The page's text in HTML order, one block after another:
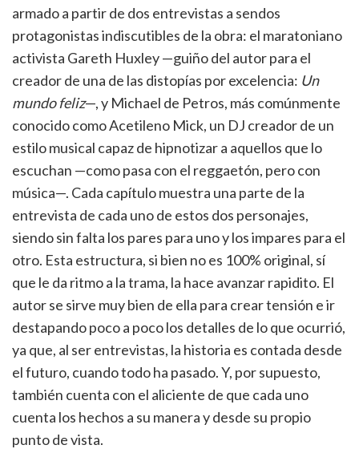
armado a partir de dos entrevistas a sendos
protagonistas indiscutibles de la obra: el maratoniano
activista Gareth Huxley —guiño del autor para el
creador de una de las distopías por excelencia: Un
mundo feliz—, y Michael de Petros, más comúnmente
conocido como Acetileno Mick, un DJ creador de un
estilo musical capaz de hipnotizar a aquellos que lo
escuchan —como pasa con el reggaetón, pero con
música—. Cada capítulo muestra una parte de la
entrevista de cada uno de estos dos personajes,
siendo sin falta los pares para uno y los impares para el
otro. Esta estructura, si bien no es 100% original, sí
que le da ritmo a la trama, la hace avanzar rapidito. El
autor se sirve muy bien de ella para crear tensión e ir
destapando poco a poco los detalles de lo que ocurrió,
ya que, al ser entrevistas, la historia es contada desde
el futuro, cuando todo ha pasado. Y, por supuesto,
también cuenta con el aliciente de que cada uno
cuenta los hechos a su manera y desde su propio
punto de vista.